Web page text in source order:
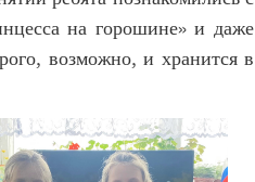
на горошине» и даже
возможно, и хранится в